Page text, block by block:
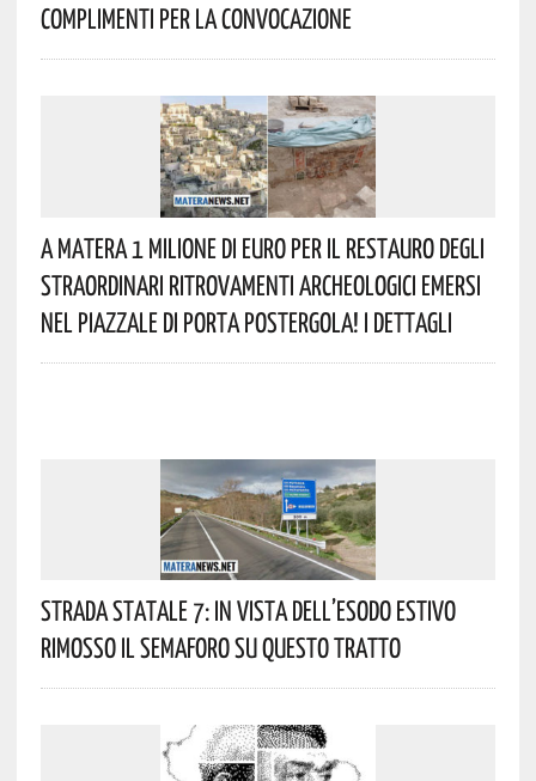
Complimenti Per La Convocazione
A Matera 1 Milione Di Euro Per Il Restauro Degli
Straordinari Ritrovamenti Archeologici Emersi
Nel Piazzale Di Porta Postergola! I Dettagli
Strada Statale 7: In Vista Dell’esodo Estivo
Rimosso Il Semaforo Su Questo Tratto